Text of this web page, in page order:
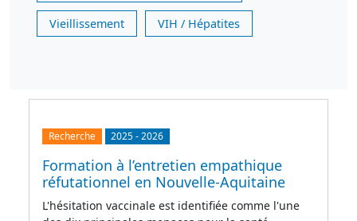
Vieillissement VIH / Hépatites
Recherche 2025-2026
Formation à l’entretien empathique
réfutationnel en Nouvelle-Aquitaine
L'hésitation vaccinale est identifiée comme l'une